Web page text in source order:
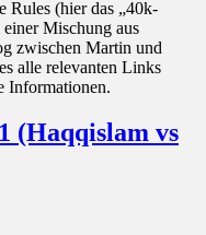
Rules (hier das „40k-
Mischung aus
zwischen Martin und
alle relevanten Links
Informationen.
(Haqqislam vs